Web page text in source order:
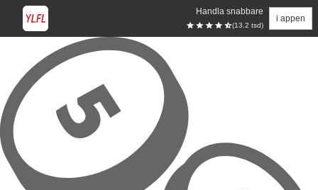
Handla snabbare
(13.2 tsd)
i appen
Hoppa till huvudinnehåll